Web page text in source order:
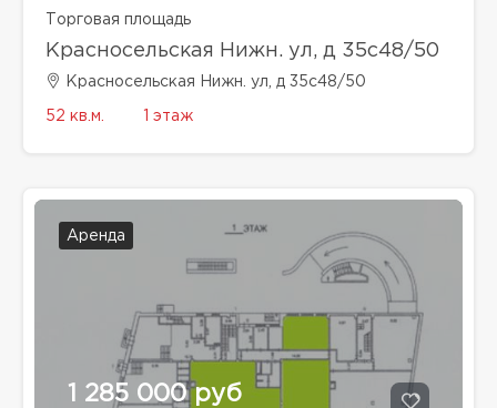
Торговая площадь
Красносельская Нижн. ул, д 35с48/50
Красносельская Нижн. ул, д 35с48/50
52 кв.м. 1 этаж
Аренда
1 285 000 руб